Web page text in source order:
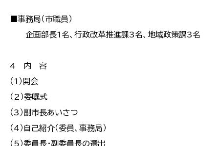
■事務局（市職員）
企画部長1名、行政改革推進課3名、地域政策課3名
4 内 容
（1）開会
（2）委嘱式
（3）副市長あいさつ
（4）自己紹介（委員、事務局）
（5）委員長・副委員長の選出